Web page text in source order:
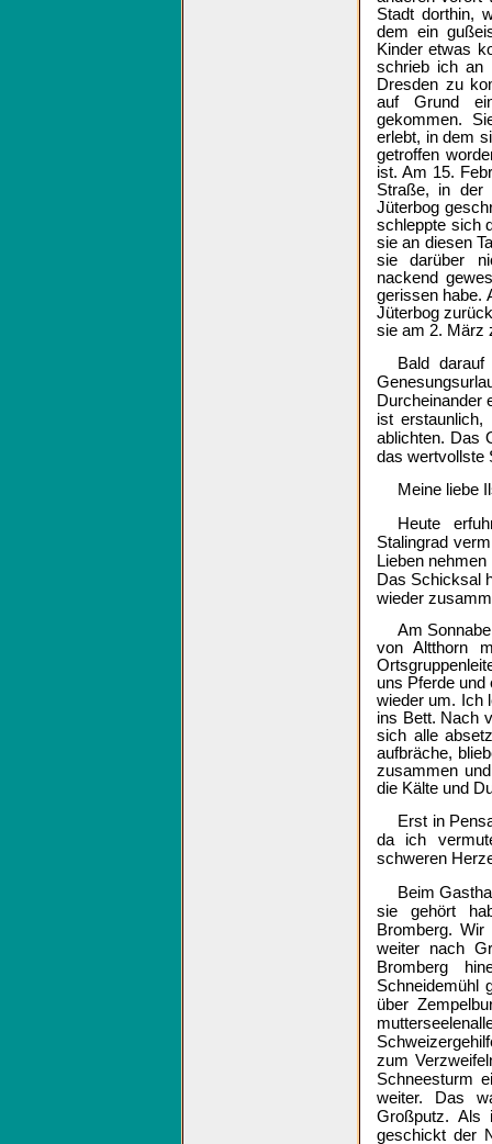
Stadt dorthin,
dem ein
Kinder etwas
schrieb ich an
Dresden zu
auf Grund
gekommen.
erlebt, in dem
getroffen
ist. Am 15.
Straße, in der
Jüterbog
schleppte sich
sie an diesen
sie darüber
nackend
gerissen habe.
Jüterbog
sie am 2. März
Bald
Durcheinander
ist
ablichten. Das
das wertvollste
Meine liebe
Heute
Stalingrad
Lieben
Das Schicksal
wieder
Am
von Altthorn
uns Pferde und
wieder um. Ich
ins Bett. Nach
sich alle
aufbräche,
zusammen
die Kälte und
Erst in
da ich
schweren
Beim
sie gehört
Bromberg.
weiter nach
Bromberg
Schneidemühl
über
zum
Schneesturm
weiter. Das
Großputz. Als
geschickt der